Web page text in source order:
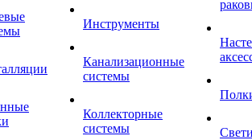
Инструменты
Канализационные
системы
Коллекторные
системы